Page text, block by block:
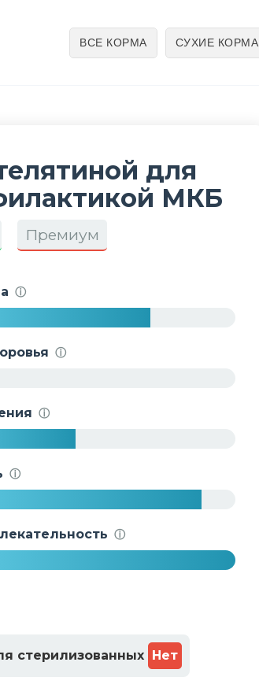
ВСЕ КОРМА СУХИЕ КОРМА
для
МКБ
Премиум
ⓘ
ⓘ
ⓘ
ⓘ
ⓘ
1
стерилизованных Нет